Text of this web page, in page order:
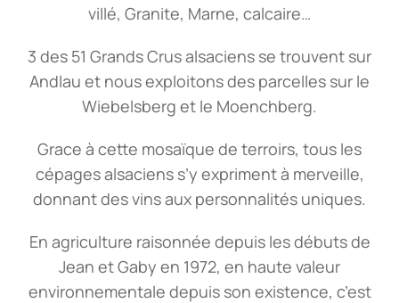
villé, Granite, Marne, calcaire…
3 des 51 Grands Crus alsaciens se trouvent sur
Andlau et nous exploitons des parcelles sur le
Wiebelsberg et le Moenchberg.
Grace à cette mosaïque de terroirs, tous les
cépages alsaciens s’y expriment à merveille,
donnant des vins aux personnalités uniques.
En agriculture raisonnée depuis les débuts de
Jean et Gaby en 1972, en haute valeur
environnementale depuis son existence, c’est